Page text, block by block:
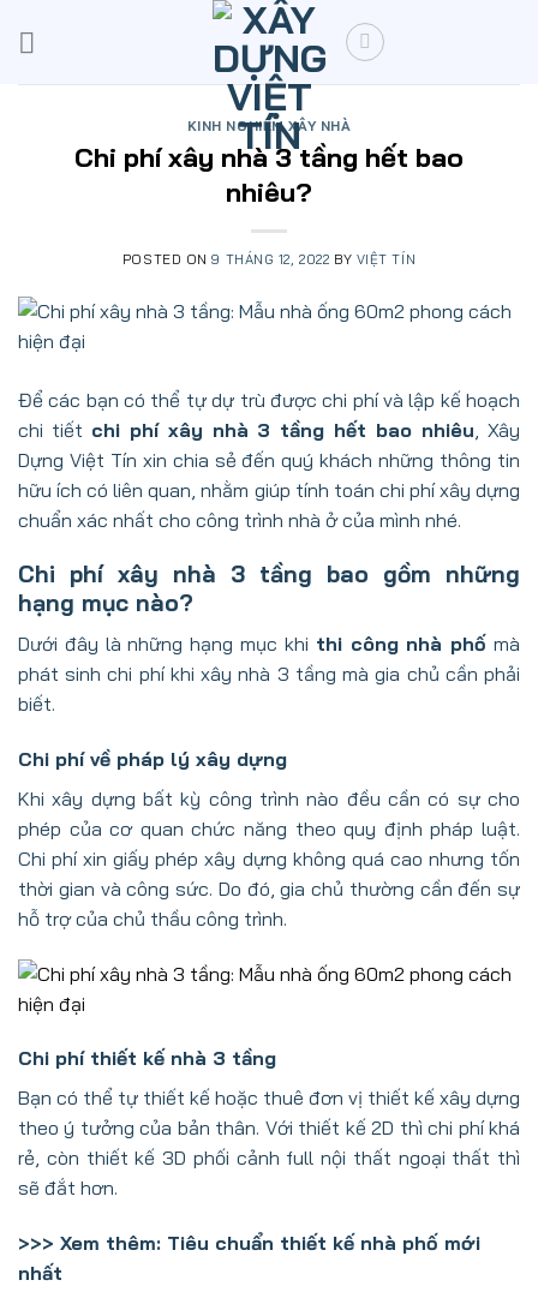
KINH NGHIỆM XÂY NHÀ
Chi phí xây nhà 3 tầng hết bao
nhiêu?
POSTED ON9 THÁNG 12, 2022 BY VIỆT TÍN
Để các bạn có thể tự dự trù được chi phí và lập kế hoạch
chi tiết chi phí xây nhà 3 tầng hết bao nhiêu , Xây
Dựng Việt Tín xin chia sẻ đến quý khách những thông tin
hữu ích có liên quan, nhằm giúp tính toán chi phí xây dựng
chuẩn xác nhất cho công trình nhà ở của mình nhé.
Chi phí xây nhà 3 tầng bao gồm những
hạng mục nào?
Dưới đây là những hạng mục khi thi công nhà phố mà
phát sinh chi phí khi xây nhà 3 tầng mà gia chủ cần phải
biết.
Chi phí về pháp lý xây dựng
Khi xây dựng bất kỳ công trình nào đều cần có sự cho
phép của cơ quan chức năng theo quy định pháp luật.
Chi phí xin giấy phép xây dựng không quá cao nhưng tốn
thời gian và công sức. Do đó, gia chủ thường cần đến sự
hỗ trợ của chủ thầu công trình.
Chi phí thiết kế nhà 3 tầng
Bạn có thể tự thiết kế hoặc thuê đơn vị thiết kế xây dựng
theo ý tưởng của bản thân. Với thiết kế 2D thì chi phí khá
rẻ, còn thiết kế 3D phối cảnh full nội thất ngoại thất thì
sẽ đắt hơn.
>>> Xem thêm: Tiêu chuẩn thiết kế nhà phố mới
nhất